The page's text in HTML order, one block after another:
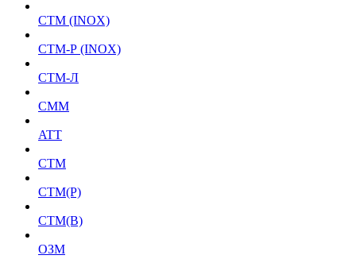
СТМ (INOX)
СТМ-Р (INOX)
СТМ-Л
СММ
ATT
СТМ
СТМ(Р)
СТМ(В)
ОЗМ